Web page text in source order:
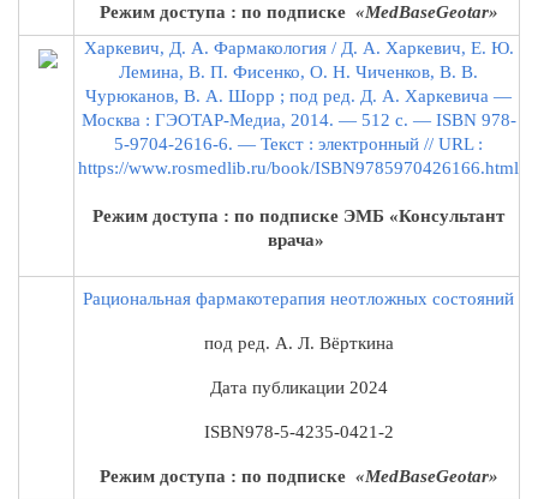
Режим доступа : по подписке «MedBaseGeotar»
Харкевич, Д. А. Фармакология / Д. А. Харкевич, Е. Ю.
Лемина, В. П. Фисенко, О. Н. Чиченков, В. В.
Чурюканов, В. А. Шорр ; под ред. Д. А. Харкевича —
Москва : ГЭОТАР-Медиа, 2014. — 512 с. — ISBN 978-
5-9704-2616-6. — Текст : электронный // URL :
https://www.rosmedlib.ru/book/ISBN9785970426166.html
Режим доступа : по подписке ЭМБ «Консультант
врача»
Рациональная фармакотерапия неотложных состояний
под ред. А. Л. Вёрткина
Дата публикации 2024
ISBN978-5-4235-0421-2
Режим доступа : по подписке «MedBaseGeotar»